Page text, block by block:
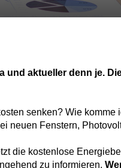
aktueller denn je.
senken? Wie komme
neuen Fenstern,
die kostenlose
zu informieren.